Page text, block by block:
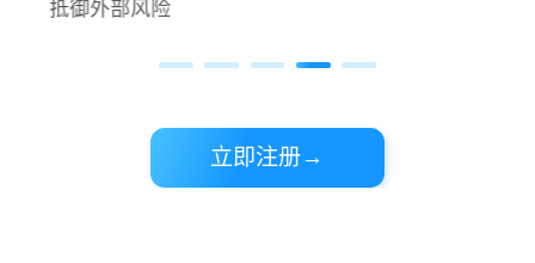
抵御外部风险
立即注册→